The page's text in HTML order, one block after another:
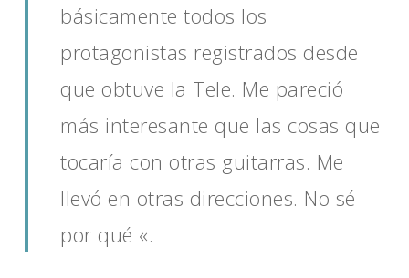
básicamente todos los
protagonistas registrados desde
que obtuve la Tele. Me pareció
más interesante que las cosas que
tocaría con otras guitarras. Me
llevó en otras direcciones. No sé
por qué «.